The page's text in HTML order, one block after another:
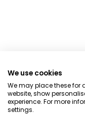
We use cookies
We may place these for
website, show
experience. For more
settings.